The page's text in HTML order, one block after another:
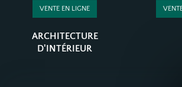
VENTE EN LIGNE
ARCHITECTURE
D'INTÉRIEUR